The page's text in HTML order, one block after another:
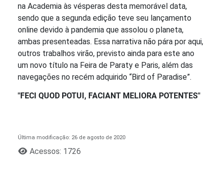
na Academia às vésperas desta memorável data,
sendo que a segunda edição teve seu lançamento
online devido à pandemia que assolou o planeta,
ambas presenteadas. Essa narrativa não pára por aqui,
outros trabalhos virão, previsto ainda para este ano
um novo título na Feira de Paraty e Paris, além das
navegações no recém adquirido “Bird of Paradise”.
"FECI QUOD POTUI, FACIANT MELIORA POTENTES"
Última modificação: 26 de agosto de 2020
Acessos: 1726